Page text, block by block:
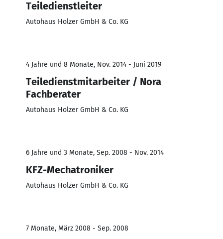
Teiledienstleiter
Autohaus Holzer GmbH & Co. KG
4 Jahre und 8 Monate, Nov. 2014 - Juni 2019
Teiledienstmitarbeiter / Nora
Fachberater
Autohaus Holzer GmbH & Co. KG
6 Jahre und 3 Monate, Sep. 2008 - Nov. 2014
KFZ-Mechatroniker
Autohaus Holzer GmbH & Co. KG
7 Monate, März 2008 - Sep. 2008